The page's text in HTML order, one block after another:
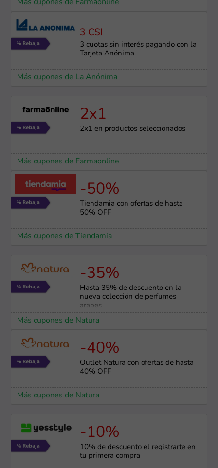
Más cupones de Farmaonline
3 CSI
3 cuotas sin interés pagando con la
Tarjeta Anónima
Más cupones de La Anónima
2x1
2x1 en productos seleccionados
Más cupones de Farmaonline
-50%
Tiendamia con ofertas de hasta
50% OFF
Más cupones de Tiendamia
-35%
Hasta 35% de descuento en la
nueva colección de perfumes
arabes
Más cupones de Natura
-40%
Outlet Natura con ofertas de hasta
40% OFF
Más cupones de Natura
-10%
10% de descuento el registrarte en
tu primera compra